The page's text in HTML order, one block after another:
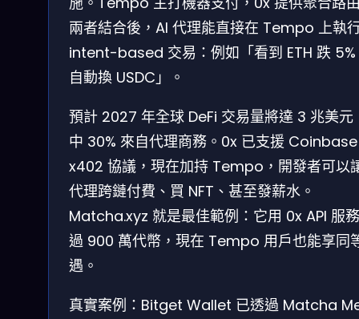
兩者結合後，AI 代理能直接在 Tempo 上執
intent-based 交易：例如「看到 ETH 跌 5%
自動換 USDC」。
預計 2027 年全球 DeFi 交易量將達 3 兆美元
中 30% 來自代理商務。0x 已支援
x402 協議，現在加持 Tempo，開發者可以
代理跨鏈付費、買 NFT、甚至發薪水。
Matcha.xyz 就是最佳範例：它用 0x API 服
過 900 萬代幣，現在 Tempo 用戶也能享同
遇。
真實案例：Bitget Wallet 已透過 Matcha